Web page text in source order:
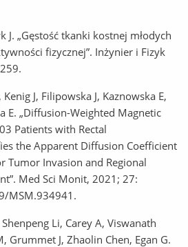
J. „Gęstość tkanki kostnej młodych
fizycznej”. Inżynier i Fizyk
J, Filipowska J, Kaznowska E,
E. „Diffusion-Weighted Magnetic
Patients with Rectal
the Apparent Diffusion Coefficient
Tumor Invasion and Regional
Med Sci Monit, 2021; 27:
MSM.934941.
Li, Carey A, Viswanath
Grummet J, Zhaolin Chen, Egan G.